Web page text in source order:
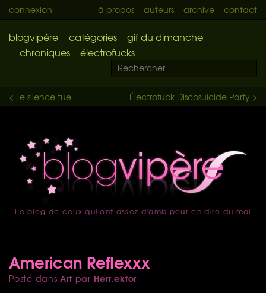
connexion à propos auteurs archive contact
blogvipère catégories
gif du dimanche
chroniques
électrofucks
Électrofuck Discosuicide Party >
< Le silence tue
accueil
Le blog de ceux qui ont assez d'amis pour en dire du mal
American Reflexxx
Posté dansArt par Herr.ektor